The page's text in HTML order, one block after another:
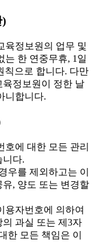
)
육정보원의 업무 및
는 한 연중무휴, 1일
칙으로 합니다. 다만
정보원이 정한 날
니합니다.
에 대한 모든 관리
니다.
우를 제외하고는 이
, 양도 또는 변경할
자번호에 의하여
과실 또는 제3자
한 모든 책임은 이